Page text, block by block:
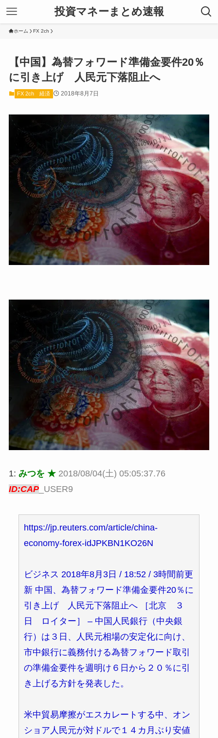
投資マネーまとめ速報
ホーム FX 2ch
【中国】為替フォワード準備金要件20％
に引き上げ 人民元下落阻止へ
FX 2ch 経済 2018年8月7日
1: みつを ★ 2018/08/04(土) 05:05:37.76
ID:CAP_USER9
https://jp.reuters.com/article/china-
economy-forex-idJPKBN1KO26N
ビジネス 2018年8月3日 / 18:52 / 3時間前更
新 中国、為替フォワード準備金要件20％に
引き上げ 人民元下落阻止へ ［北京 ３
日 ロイター］ – 中国人民銀行（中央銀
行）は３日、人民元相場の安定化に向け、
市中銀行に義務付ける為替フォワード取引
の準備金要件を週明け６日から２０％に引
き上げる方針を発表した。
米中貿易摩擦がエスカレートする中、オン
ショア人民元が対ドルで１４カ月ぶり安値